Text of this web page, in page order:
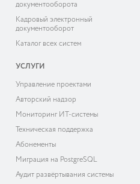
документооборота
Кадровый электронный
документооборот
Каталог всех систем
УСЛУГИ
Управление проектами
Авторский надзор
Мониторинг ИТ-системы
Техническая поддержка
Абонементы
Миграция на PostgreSQL
Аудит развёртывания системы